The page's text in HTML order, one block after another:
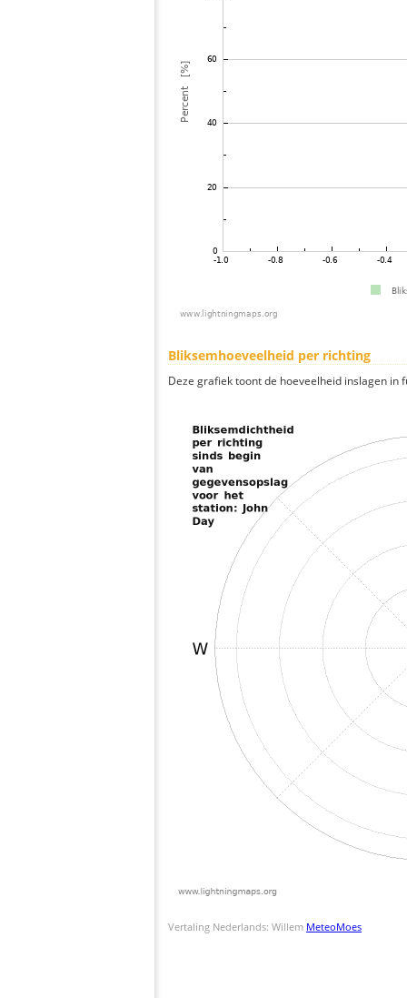
Bliksemhoeveelheid per richting
Deze grafiek toont de hoeveelheid inslagen
Vertaling Nederlands: Willem MeteoMoes